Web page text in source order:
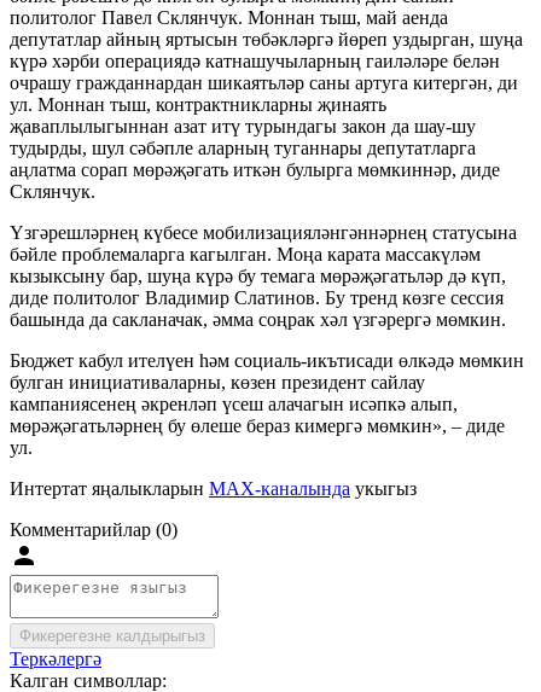
политолог Павел Склянчук. Моннан тыш, май аенда
депутатлар айның яртысын төбәкләргә йөреп уздырган, шуңа
күрә хәрби операциядә катнашучыларның гаиләләре белән
очрашу гражданнардан шикаятьләр саны артуга китергән, ди
ул. Моннан тыш, контрактникларны җинаять
җаваплылыгыннан азат итү турындагы закон да шау-шу
тудырды, шул сәбәпле аларның туганнары депутатларга
аңлатма сорап мөрәҗәгать иткән булырга мөмкиннәр, диде
Склянчук.
Үзгәрешләрнең күбесе мобилизацияләнгәннәрнең статусына
бәйле проблемаларга кагылган. Моңа карата массакүләм
кызыксыну бар, шуңа күрә бу темага мөрәҗәгатьләр дә күп,
диде политолог Владимир Слатинов. Бу тренд көзге сессия
башында да сакланачак, әмма соңрак хәл үзгәрергә мөмкин.
Бюджет кабул ителүен һәм социаль-икътисади өлкәдә мөмкин
булган инициативаларны, көзен президент сайлау
кампаниясенең әкренләп үсеш алачагын исәпкә алып,
мөрәҗәгатьләрнең бу өлеше бераз кимергә мөмкин», – диде
ул.
Интертат яңалыкларын MAX-каналында укыгыз
Комментарийлар (0)
Фикерегезне калдырыгыз
Теркәлергә
Калган символлар: